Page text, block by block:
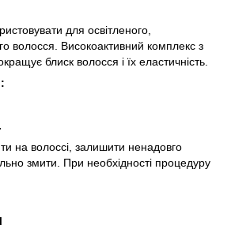
для освітленого,
волосся. Високоактивний комплекс з
блиск волосся і їх еластичність.
на волоссі, залишити ненадовго
змити. При необхідності процедуру